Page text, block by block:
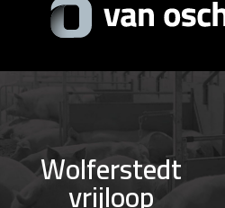
Wolferstedt
vrijloop